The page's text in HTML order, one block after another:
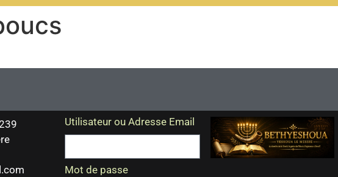
Utilisateur ou Adresse Email
Mot de passe